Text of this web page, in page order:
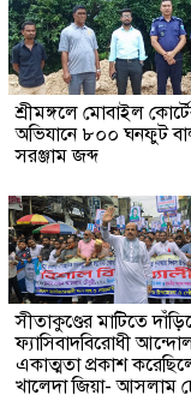
শ্রীমঙ্গলে মোবাইল
অভিযানে ৮০০ ঘনফুট
সরঞ্জাম জব্দ
সীতাকুণ্ডের মাটিতে
ফ্যাসিবাদবিরোধী
একাত্মতা প্রকাশ
খালেদা জিয়া- আসলাম